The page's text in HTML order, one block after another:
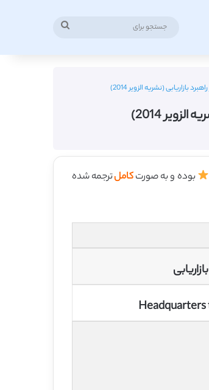
بازاریابی (نشریه الزویر 2014)
2014)
بوده و به صورتکاملترجمه شده